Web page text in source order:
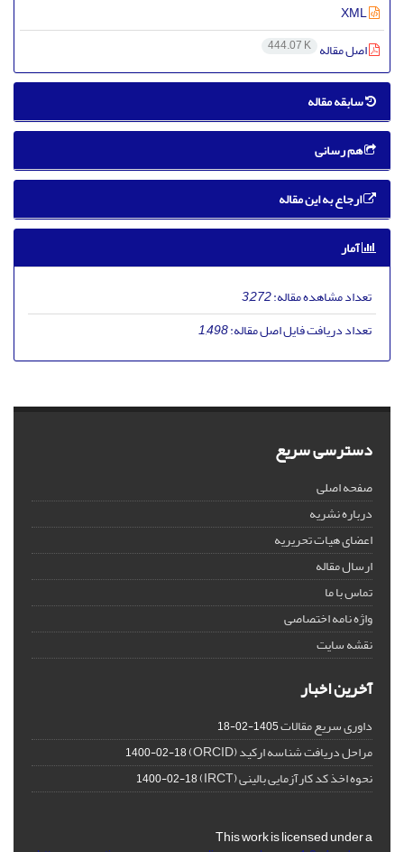
اصل مقاله 444.07 K
سابقه مقاله
هم رسانی
ارجاع به این مقاله
آمار
تعداد مشاهده مقاله:3,272
تعداد دریافت فایل اصل مقاله:1,498
دسترسی سریع
صفحه اصلی
درباره نشریه
اعضای هیات تحریریه
ارسال مقاله
تماس با ما
واژه نامه اختصاصی
نقشه سایت
آخرین اخبار
داوری سریع مقالات1405-02-18
مراحل دریافت شناسه ارکید (ORCID) 1400-02-18
نحوه اخذ کد کارآزمایی بالینی (IRCT) 1400-02-18
This work is licensed under a